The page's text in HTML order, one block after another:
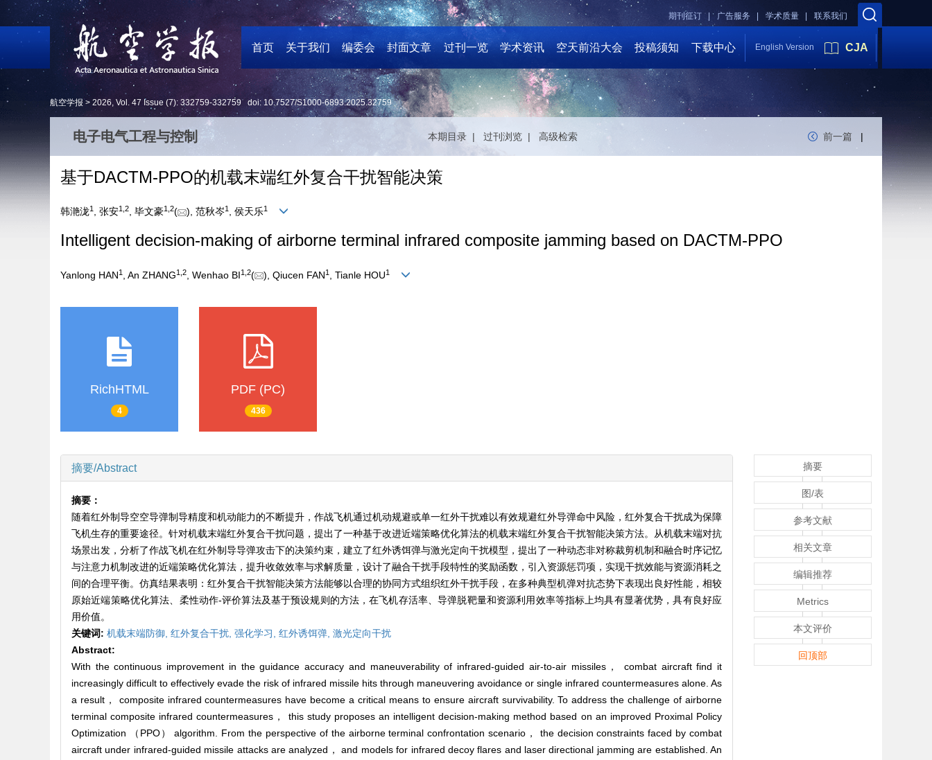
联系我们
学术质量 |
广告服务 |
期刊征订 |
首页 关于我们 编委会 封面文章 过刊一览 学术资讯 空天前沿大会 投稿须知 下载中心 English Version CJA
航空学报 > 2026, Vol. 47 Issue (7): 332759-332759 doi:10.7527/S1000-6893.2025.32759
电子电气工程与控制 本期目录 | 过刊浏览 | 高级检索 前一篇 |
基于DACTM-PPO的机载末端红外复合干扰智能决策
韩滟泷1 , 张安1 2, 毕文豪1 2( ), 范秋岑1 , 侯天乐1
Intelligent decision-making of airborne terminal infrared composite jamming based on DACTM-PPO
Yanlong HAN1 , An ZHANG1 2 , Wenhao BI1 2( ), Qiucen FAN1 , Tianle HOU1
RichHTML
4
PDF (PC)
436
摘要/Abstract
摘要：
随着红外制导空空导弹制导精度和机动能力的不断提升，作战飞机通过机动规避或单一红外干扰难以有效规避红外导弹命中风险，红外复合干扰成为保障
飞机生存的重要途径。针对机载末端红外复合干扰问题，提出了一种基于改进近端策略优化算法的机载末端红外复合干扰智能决策方法。从机载末端对抗
场景出发，分析了作战飞机在红外制导导弹攻击下的决策约束，建立了红外诱饵弹与激光定向干扰模型，提出了一种动态非对称裁剪机制和融合时序记忆
与注意力机制改进的近端策略优化算法，提升收敛效率与求解质量，设计了融合干扰手段特性的奖励函数，引入资源惩罚项，实现干扰效能与资源消耗之
间的合理平衡。仿真结果表明：红外复合干扰智能决策方法能够以合理的协同方式组织红外干扰手段，在多种典型机弹对抗态势下表现出良好性能，相较
原始近端策略优化算法、柔性动作-评价算法及基于预设规则的方法，在飞机存活率、导弹脱靶量和资源利用效率等指标上均具有显著优势，具有良好应
用价值。
关键词: 机载末端防御, 红外复合干扰, 强化学习, 红外诱饵弹, 激光定向干扰
Abstract:
With the continuous improvement in the guidance accuracy and maneuverability of infrared-guided air-to-air missiles， combat aircraft find it
increasingly difficult to effectively evade the risk of infrared missile hits through maneuvering avoidance or single infrared countermeasures alone. As
a result， composite infrared countermeasures have become a critical means to ensure aircraft survivability. To address the challenge of airborne
terminal composite infrared countermeasures， this study proposes an intelligent decision-making method based on an improved Proximal Policy
Optimization （PPO） algorithm. From the perspective of the airborne terminal confrontation scenario， the decision constraints faced by combat
aircraft under infrared-guided missile attacks are analyzed， and models for infrared decoy flares and laser directional jamming are established. An
摘要
图/表
参考文献
相关文章
编辑推荐
Metrics
本文评价
回顶部